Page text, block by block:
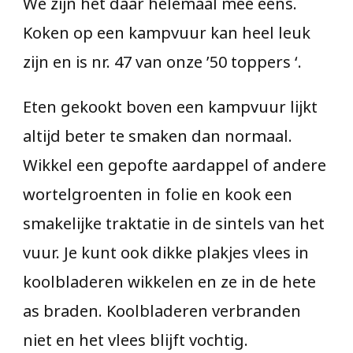
Koken op een kampvuur kan heel leuk
zijn en is nr. 47 van onze ’50 toppers ‘.
Eten gekookt boven een kampvuur lijkt
altijd beter te smaken dan normaal.
Wikkel een gepofte aardappel of andere
wortelgroenten in folie en kook een
smakelijke traktatie in de sintels van het
vuur. Je kunt ook dikke plakjes vlees in
koolbladeren wikkelen en ze in de hete
as braden. Koolbladeren verbranden
niet en het vlees blijft vochtig.